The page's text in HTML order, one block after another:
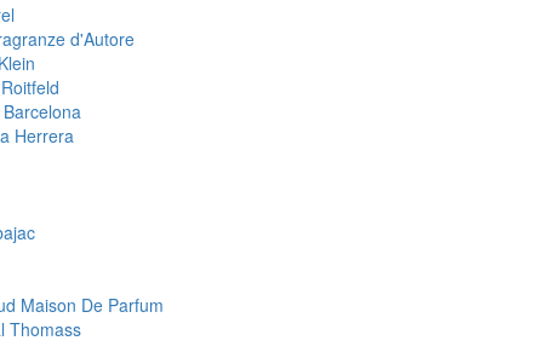
d'Autore
Herrera
Maison De Parfum
Thomass